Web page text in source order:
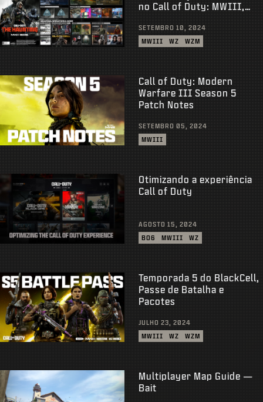
no Call of Duty: MWIII,
SETEMBRO 10, 2024
MWIII
WZ WZM
Call of Duty: Modern
Warfare III Season 5
Patch Notes
SETEMBRO 05, 2024
MWIII
Otimizando a experiência
Call of Duty
AGOSTO 15, 2024
BO6
MWIII WZ
Temporada 5 do BlackCell,
Passe de Batalha e
Pacotes
JULHO 23, 2024
MWIII
WZ WZM
Multiplayer Map Guide —
Bait